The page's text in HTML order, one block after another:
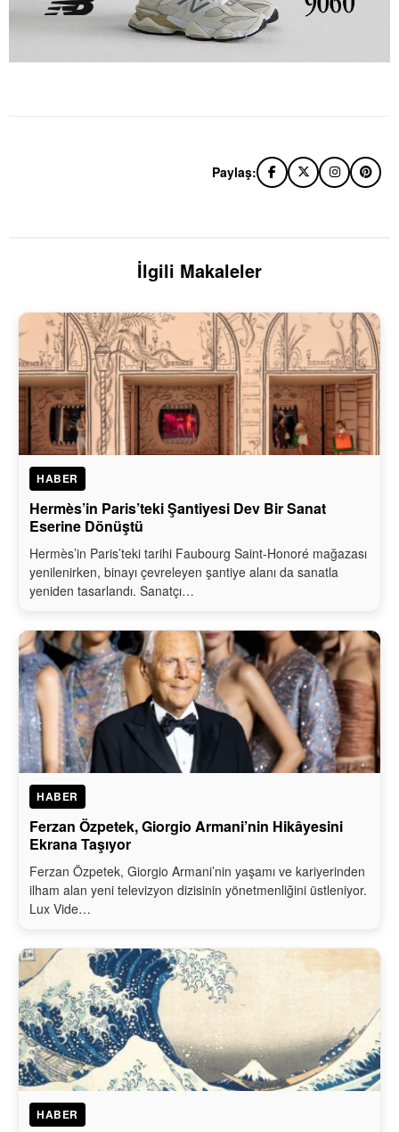
Paylaş:
İlgili Makaleler
HABER
Hermès’in Paris’teki Şantiyesi Dev Bir Sanat
Eserine Dönüştü
Hermès’in Paris’teki tarihi Faubourg Saint-Honoré mağazası
yenilenirken, binayı çevreleyen şantiye alanı da sanatla
yeniden tasarlandı. Sanatçı…
HABER
Ferzan Özpetek, Giorgio Armani’nin Hikâyesini
Ekrana Taşıyor
Ferzan Özpetek, Giorgio Armani’nin yaşamı ve kariyerinden
ilham alan yeni televizyon dizisinin yönetmenliğini üstleniyor.
Lux Vide…
HABER